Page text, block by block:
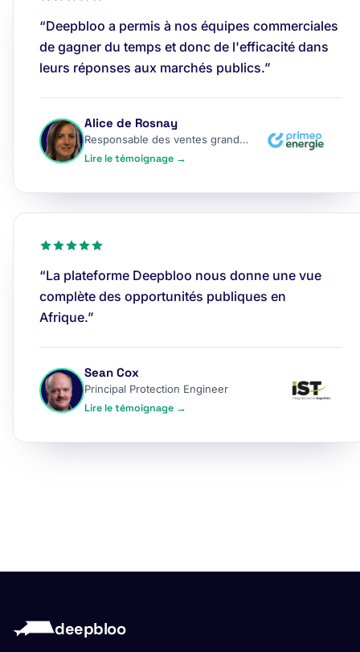
“Deepbloo a permis à nos équipes commerciales
de gagner du temps et donc de l'efficacité dans
leurs réponses aux marchés publics.”
Alice de Rosnay
Responsable des ventes grands comptes
Lire le témoignage →
“La plateforme Deepbloo nous donne une vue
complète des opportunités publiques en
Afrique.”
Sean Cox
Principal Protection Engineer
Lire le témoignage →
deepbloo